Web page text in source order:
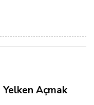
Açmak